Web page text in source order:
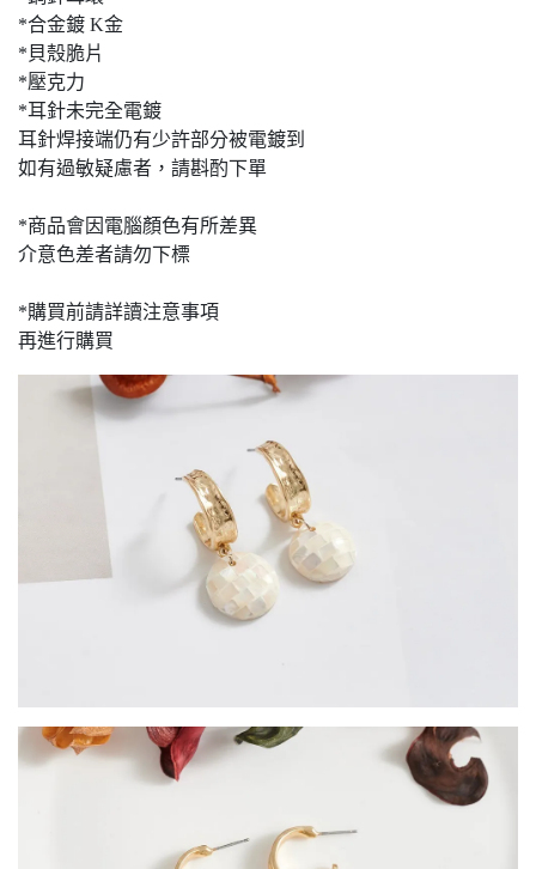
*合金鍍 K金
*貝殼脆片
*壓克力
*耳針未完全電鍍
耳針焊接端仍有少許部分被電鍍到
如有過敏疑慮者，請斟酌下單
*商品會因電腦顏色有所差異
介意色差者請勿下標
*購買前請詳讀注意事項
再進行購買